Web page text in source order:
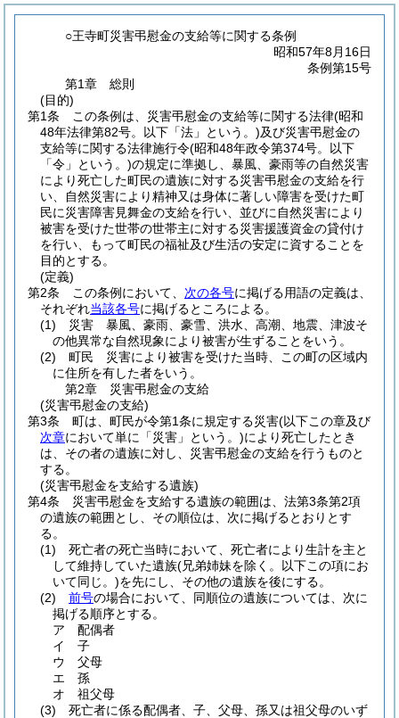
○王寺町災害弔慰金の支給等に関する条例
昭和57年8月16日
条例第15号
第1章
総則
(目的)
第1条
この条例は、災害弔慰金の支給等に関する法律(昭和
48年法律第82号。以下「法」という。)及び災害弔慰金の
支給等に関する法律施行令(昭和48年政令第374号。以下
「令」という。)の規定に準拠し、暴風、豪雨等の自然災害
により死亡した町民の遺族に対する災害弔慰金の支給を行
い、自然災害により精神又は身体に著しい障害を受けた町
民に災害障害見舞金の支給を行い、並びに自然災害により
被害を受けた世帯の世帯主に対する災害援護資金の貸付け
を行い、もって町民の福祉及び生活の安定に資することを
目的とする。
(定義)
第2条
この条例において、 次の各号に掲げる用語の定義は、
それぞれ当該各号に掲げるところによる。
(1)
災害 暴風、豪雨、豪雪、洪水、高潮、地震、津波そ
の他異常な自然現象により被害が生ずることをいう。
(2)
町民 災害により被害を受けた当時、この町の区域内
に住所を有した者をいう。
第2章
災害弔慰金の支給
(災害弔慰金の支給)
第3条
町は、町民が令第1条に規定する災害(以下この章及び
次章において単に「災害」という。)により死亡したとき
は、その者の遺族に対し、災害弔慰金の支給を行うものと
する。
(災害弔慰金を支給する遺族)
第4条
災害弔慰金を支給する遺族の範囲は、法第3条第2項
の遺族の範囲とし、その順位は、次に掲げるとおりとす
る。
(1)
死亡者の死亡当時において、死亡者により生計を主と
して維持していた遺族(兄弟姉妹を除く。以下この項にお
いて同じ。)を先にし、その他の遺族を後にする。
(2)
前号の場合において、同順位の遺族については、次に
掲げる順序とする。
ア
配偶者
イ
子
ウ
父母
エ
孫
オ
祖父母
(3)
死亡者に係る配偶者、子、父母、孫又は祖父母のいず